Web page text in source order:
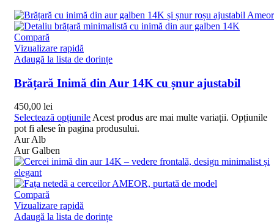
Compară
Vizualizare rapidă
Adaugă la lista de dorințe
Brățară Inimă din Aur 14K cu șnur ajustabil
450,00 lei
Selectează opțiunile Acest produs are mai multe variații. Opțiunile
pot fi alese în pagina produsului.
Aur Alb
Aur Galben
Compară
Vizualizare rapidă
Adaugă la lista de dorințe